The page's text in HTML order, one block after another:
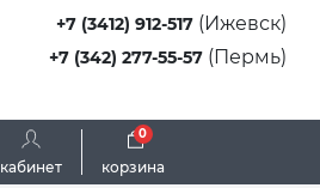
+7 (3412) 912-517 (Ижевск)
+7 (342) 277-55-57 (Пермь)
кабинет корзина
0